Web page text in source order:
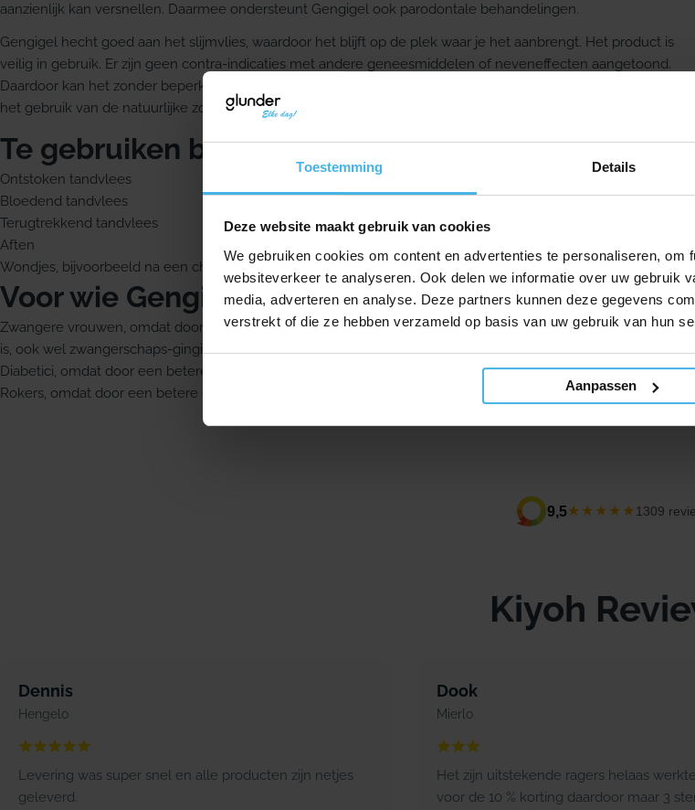
Toestemming Details
Deze website maakt gebruik van cookies
We gebruiken cookies om content en advertenties te personaliseren, om
websiteverkeer te analyseren. Ook delen we informatie over uw gebruik
media, adverteren en analyse. Deze partners kunnen deze gegevens
verstrekt of die ze hebben verzameld op basis van uw gebruik van hun
Aanpassen
aanzienlijk kan versnellen. Daarmee ondersteunt Gengigel ook parodontale behandelingen.
Gengigel hecht goed aan het slijmvlies, waardoor het blijft op de plek waar je het aanbrengt. Het product is
veilig in gebruik. Er zijn geen contra-indicaties met andere geneesmiddelen of neveneffecten aangetoond.
Daardoor kan het zonder beperkingen worden gebruikt door kinderen, zwangere vrouwen en ouderen. Door
het gebruik van de natuurlijke zoetstof xylitol is Gengigel ook geschikt voor diabetici.
Te gebruiken bij
Ontstoken tandvlees
Bloedend tandvlees
Terugtrekkend tandvlees
Aften
Wondjes, bijvoorbeeld na een chirurgische ingreep, extractie of door gebitsprothesen
Voor wie Gengigel extra geschikt kan zijn
Zwangere vrouwen, omdat door hormonale veranderingen de kans op gevoelig en ontstoken tandvlees
is, ook wel zwangerschaps-gingivitis
Diabetici, omdat door een betere doorbloeding ontstekingen kunnen worden teruggedrongen
Rokers, omdat door een betere doorbloeding de balans in het tandvlees wordt hersteld
9,5★★★★★1309
Kiyoh
Dennis
Hengelo
Levering was super snel en alle producten zijn netjes
geleverd.
Dook
Mierlo
Het zijn uitstekende ragers helaas
voor de 10 % korting daardoor maar 3